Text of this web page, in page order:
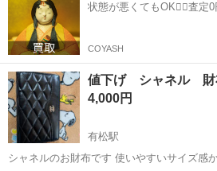
状態が悪くてもOK🙆‍♀️査定0
COYASH
値下げ シャネル 財
4,000円
有松駅
シャネルのお財布です 使いやすいサイズ感